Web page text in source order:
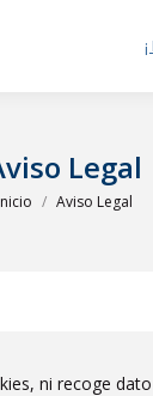
Legal
aquí:Aviso Legal
ni recoge